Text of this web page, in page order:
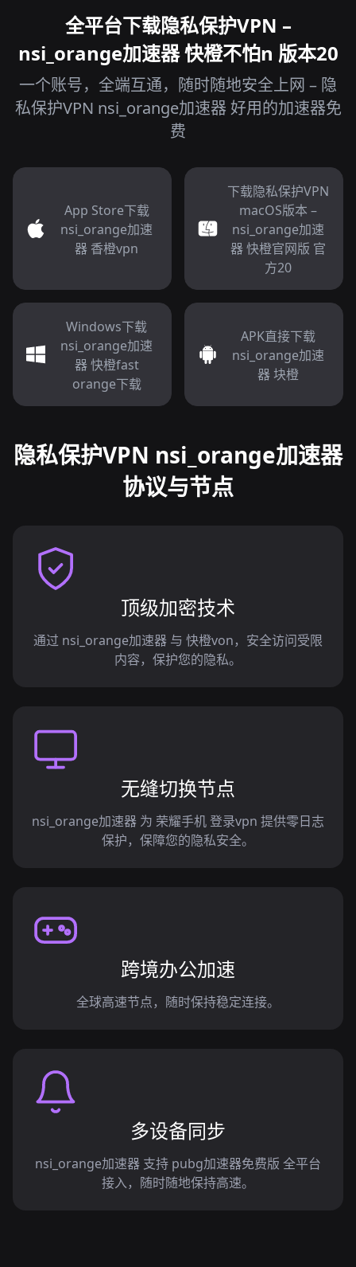
全平台下载隐私保护VPN –
nsi_orange加速器 快橙不怕n 版本20
一个账号，全端互通，随时随地安全上网 – 隐
私保护VPN nsi_orange加速器 好用的加速器免
费
App Store下载
nsi_orange加速
器 香橙vpn
下载隐私保护VPN
macOS版本 –
nsi_orange加速
器 快橙官网版 官
方20
Windows下载
nsi_orange加速
器 快橙fast
orange下载
APK直接下载
nsi_orange加速
器 块橙
隐私保护VPN nsi_orange加速器
协议与节点
顶级加密技术
通过 nsi_orange加速器 与 快橙von，安全访问受限
内容，保护您的隐私。
无缝切换节点
nsi_orange加速器 为 荣耀手机 登录vpn 提供零日志
保护，保障您的隐私安全。
跨境办公加速
全球高速节点，随时保持稳定连接。
多设备同步
nsi_orange加速器 支持 pubg加速器免费版 全平台
接入，随时随地保持高速。